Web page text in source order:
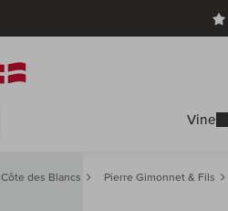
Vine
Côte des Blancs Pierre Gimonnet & Fils